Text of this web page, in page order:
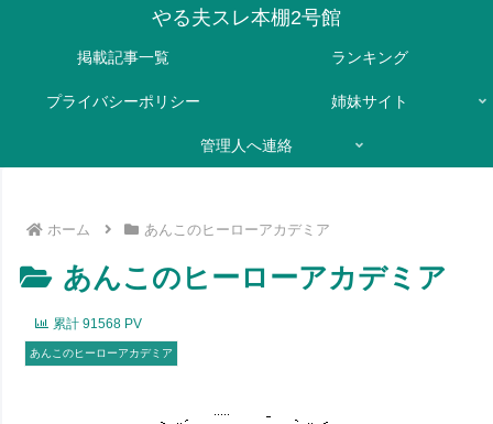
やる夫スレ本棚2号館
掲載記事一覧 ランキング
プライバシーポリシー 姉妹サイト
管理人へ連絡
ホーム あんこのヒーローアカデミア
あんこのヒーローアカデミア
累計 91568 PV
あんこのヒーローアカデミア